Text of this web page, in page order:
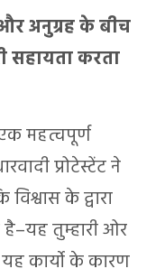
और अनुग्रह के बीच
सहायता करता
महत्वपूर्ण
प्रोटेस्टेंट ने
के द्वारा
है–यह तुम्हारी ओर
कार्यो के कारण